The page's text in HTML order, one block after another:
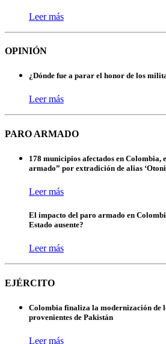
Leer más
OPINIÓN
¿Dónde fue a parar el honor de los
Leer más
PARO ARMADO
178 municipios afectados en Colombia,
armado” por extradición de alias
Leer más
El impacto del paro armado en
Estado ausente?
Leer más
EJÉRCITO
Colombia finaliza la modernización de
provenientes de Pakistán
Leer más